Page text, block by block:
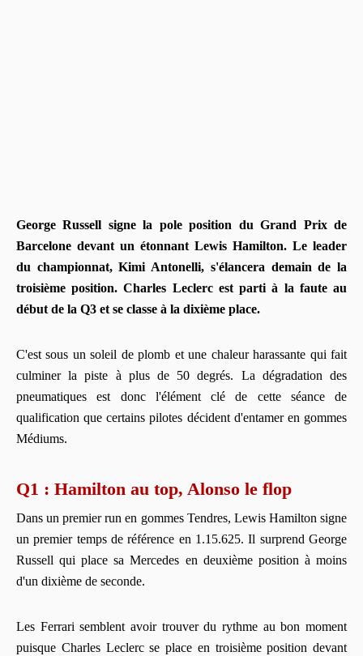
George Russell signe la pole position du Grand Prix de
Barcelone devant un étonnant Lewis Hamilton. Le leader
du championnat, Kimi Antonelli, s'élancera demain de la
troisième position. Charles Leclerc est parti à la faute au
début de la Q3 et se classe à la dixième place.
C'est sous un soleil de plomb et une chaleur harassante qui fait
culminer la piste à plus de 50 degrés. La dégradation des
pneumatiques est donc l'élément clé de cette séance de
qualification que certains pilotes décident d'entamer en gommes
Médiums.
Q1 : Hamilton au top, Alonso le flop
Dans un premier run en gommes Tendres, Lewis Hamilton signe
un premier temps de référence en 1.15.625. Il surprend George
Russell qui place sa Mercedes en deuxième position à moins
d'un dixième de seconde.
Les Ferrari semblent avoir trouver du rythme au bon moment
puisque Charles Leclerc se place en troisième position devant